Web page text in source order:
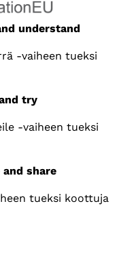
understand
-vaiheen tueksi
try
-vaiheen tueksi
share
tueksi koottuja